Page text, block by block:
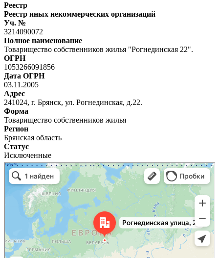
Реестр
Реестр иных некоммерческих организаций
Уч. №
3214090072
Полное наименование
Товарищество собственников жилья "Рогнединская 22".
ОГРН
1053266091856
Дата ОГРН
03.11.2005
Адрес
241024, г. Брянск, ул. Рогнединская, д.22.
Форма
Товарищество собственников жилья
Регион
Брянская область
Статус
Исключенные